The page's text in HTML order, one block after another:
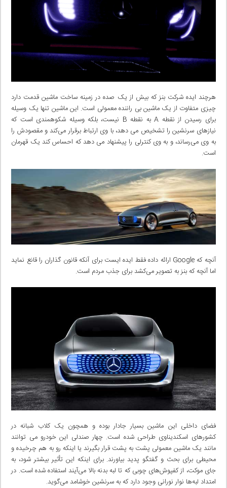
هرچند ایده شرکت بنز که بیش از یک صده در زمینه ساخت ماشین قدمت دارد
چیزی متفاوت از یک ماشین بی‌ راننده معمولی است. این ماشین تنها یک وسیله
برای رسیدن از نقطه A به نقطه B نیست، بلکه وسیله شکوهمندی است که
نیاز‌های سرنشین را تشخیص می دهد، با وی ارتباط برقرار می‌کند و مقصودش را
به وی می‌رساند، و به وی کنترلی را پیشنهاد می دهد که احساس کند یک قهرمان
است.
آنچه که Google ارائه داده فقط ایده ایست برای آنکه قانون گذاران را قانع نماید
اما آنچه که بنز به تصویر می‌کشد برای جذب مردم است.
فضای داخلی‌ این ماشین بسیار جادار بوده و همچون یک کلاب شبانه در
کشور‌های اسکندیناوی طراحی شده است. چهار صندلی این خودرو می توانند
مانند یک ماشین معمولی‌ پشت به پشت قرار بگیرند یا اینکه رو به هم چرخیده و
محیطی‌ برای بحث و گفتگو پدید بیاورند. برای اینکه این تأثیر بیشتر شود، به
جای موکت، از کفپوش‌های چوبی که تا لبه بدنه بالا می‌آیند استفاده شده است. در
امتداد لبه‌ها نوار نورانی وجود دارد که به سرنشین خوشامد می‌گوید.